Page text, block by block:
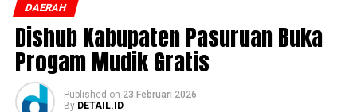
DAERAH
Dishub Kabupaten Pasuruan Buka
Progam Mudik Gratis
Published on 23 Februari 2026
By DETAIL.ID